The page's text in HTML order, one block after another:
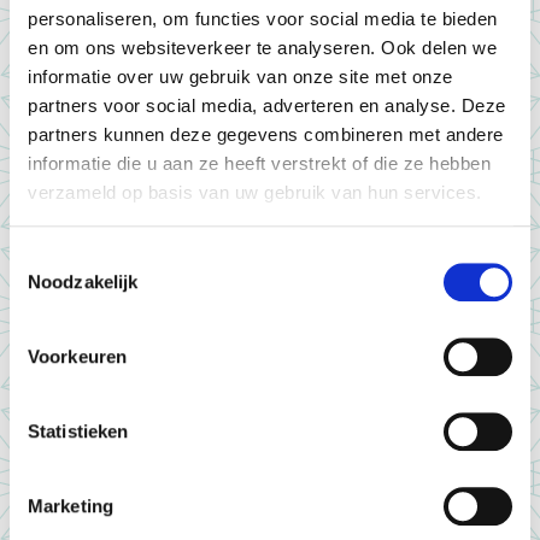
personaliseren, om functies voor social media te bieden
en om ons websiteverkeer te analyseren. Ook delen we
informatie over uw gebruik van onze site met onze
partners voor social media, adverteren en analyse. Deze
partners kunnen deze gegevens combineren met andere
informatie die u aan ze heeft verstrekt of die ze hebben
verzameld op basis van uw gebruik van hun services.
Toestemmingsselectie
Noodzakelijk
Voorkeuren
Statistieken
Marketing